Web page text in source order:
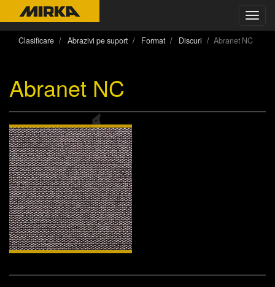
Clasificare Abrazivi pe suport Format Discuri Abranet NC
Abranet NC